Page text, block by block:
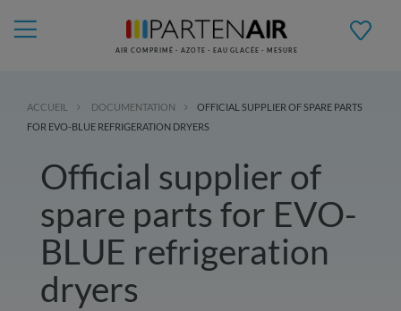
AIR COMPRIMÉ - AZOTE - EAU GLACÉE - MESURE
ACCUEIL DOCUMENTATION
OFFICIAL SUPPLIER OF SPARE PARTS
FOR EVO-BLUE REFRIGERATION DRYERS
Official supplier of
spare parts for EVO-
BLUE refrigeration
dryers